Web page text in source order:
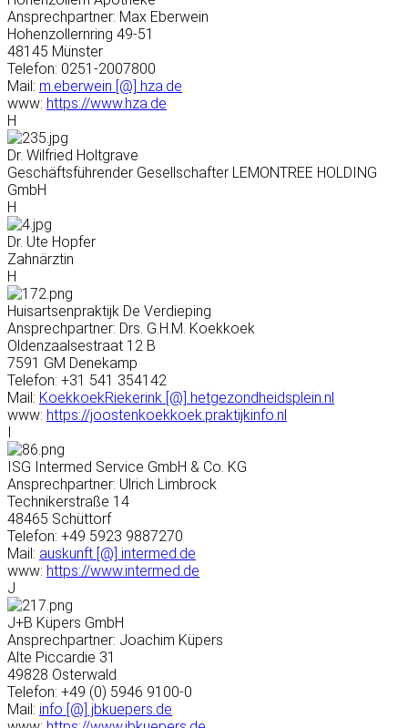
Ansprechpartner: Max Eberwein
Hohenzollernring 49-51
48145 Münster
Telefon: 0251-2007800
Mail: m.eberwein [@] hza.de
www: https://www.hza.de
H
Dr. Wilfried Holtgrave
Geschäftsführender Gesellschafter LEMONTREE HOLDING
GmbH
H
Dr. Ute Hopfer
Zahnärztin
H
Huisartsenpraktijk De Verdieping
Ansprechpartner: Drs. G.H.M. Koekkoek
Oldenzaalsestraat 12 B
7591 GM Denekamp
Telefon: +31 541 354142
Mail: KoekkoekRiekerink [@] hetgezondheidsplein.nl
www: https://joostenkoekkoek.praktijkinfo.nl
I
ISG Intermed Service GmbH & Co. KG
Ansprechpartner: Ulrich Limbrock
Technikerstraße 14
48465 Schüttorf
Telefon: +49 5923 9887270
Mail: auskunft [@] intermed.de
www: https://www.intermed.de
J
J+B Küpers GmbH
Ansprechpartner: Joachim Küpers
Alte Piccardie 31
49828 Osterwald
Telefon: +49 (0) 5946 9100-0
Mail: info [@] jbkuepers.de